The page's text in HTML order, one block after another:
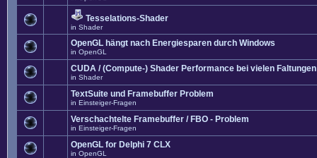
Tesselations-Shader
in Shader
OpenGL hängt nach Energiesparen durch Windows
in OpenGL
CUDA / (Compute-) Shader Performance bei vielen Faltungen
in Shader
TextSuite und Framebuffer Problem
in Einsteiger-Fragen
Verschachtelte Framebuffer / FBO - Problem
in Einsteiger-Fragen
OpenGL for Delphi 7 CLX
in OpenGL